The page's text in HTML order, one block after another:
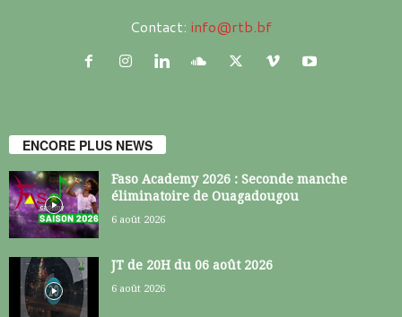
Contact: info@rtb.bf
ENCORE PLUS NEWS
Faso Academy 2026 : Seconde manche
éliminatoire de Ouagadougou
6 août 2026
JT de 20H du 06 août 2026
6 août 2026